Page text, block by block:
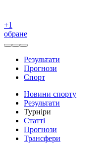
+1
обране
Результати
Прогнози
Спорт
Новини спорту
Результати
Турніри
Статті
Прогнози
Трансфери